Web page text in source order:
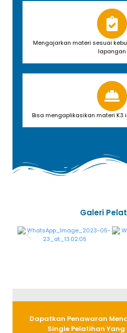
Mengajarkan materi sesuai
lapangan
Bisa mengaplikasikan materi K3
Galeri
Dapatkan Penawaran
Single Pelatihan Yang